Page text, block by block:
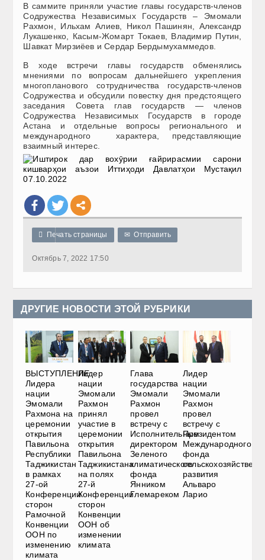
В саммите приняли участие главы государств-членов
Содружества Независимых Государств – Эмомали
Рахмон, Ильхам Алиев, Никол Пашинян, Александр
Лукашенко, Касым-Жомарт Токаев, Владимир Путин,
Шавкат Мирзиёев и Сердар Бердымухаммедов.
В ходе встречи главы государств обменялись
мнениями по вопросам дальнейшего укрепления
многопланового сотрудничества государств-членов
Содружества и обсудили повестку дня предстоящего
заседания Совета глав государств — членов
Содружества Независимых Государств в городе
Астана и отдельные вопросы регионального и
международного характера, представляющие
взаимный интерес.
 Печать страницы ✉ Отправить
Октябрь 7, 2022 17:50
ДРУГИЕ НОВОСТИ ЭТОЙ РУБРИКИ
ВЫСТУПЛЕНИЕ
Лидера
нации
Эмомали
Рахмона на
церемонии
открытия
Павильона
Республики
Таджикистан
в рамках
27-ой
Конференции
сторон
Рамочной
Конвенции
ООН по
изменению
климата
Лидер
нации
Эмомали
Рахмон
принял
участие в
церемонии
открытия
Павильона
Таджикистана
на полях
27-й
Конференции
сторон
Конвенции
ООН об
изменении
климата
Глава
государства
Эмомали
Рахмон
провел
встречу с
Исполнительным
директором
Зеленого
климатического
фонда
Янником
Глемареком
Лидер
нации
Эмомали
Рахмон
провел
встречу с
Президентом
Международного
фонда
развития
Альваро
Ларио